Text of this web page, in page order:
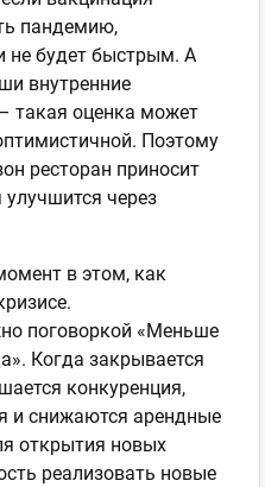
пандемию,
не будет быстрым. А
внутренние
такая оценка может
Поэтому
ресторан приносит
через
в этом, как
поговоркой «Меньше
Когда закрывается
конкуренция,
и снижаются арендные
открытия новых
реализовать новые